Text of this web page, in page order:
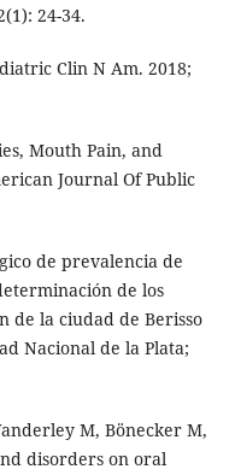
24-34.
Clin N Am. 2018;
Mouth Pain, and
Journal Of Public
de prevalencia de
de los
de la ciudad de Berisso
Nacional de la Plata;
M, Bönecker M,
disorders on oral